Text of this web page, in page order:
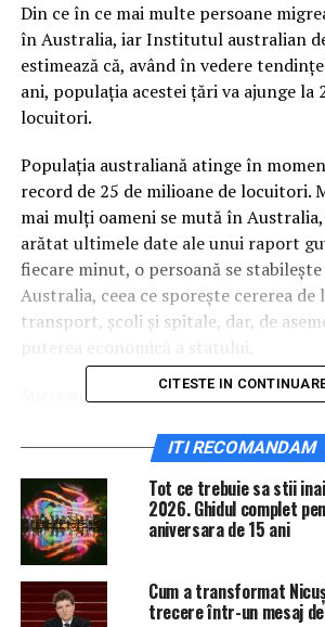
Din ce în ce mai multe persoane
în Australia, iar Institutul australian
estimează că, având în vedere
ani, populaţia acestei ţări va ajunge la
locuitori.
Populaţia australiană atinge în
record de 25 de milioane de locuitori.
mai mulţi oameni se mută în
arătat ultimele date ale unui raport
fiecare minut, o persoană se
Australia, ceea ce sporeşte cererea de
transport, şcoli şi spitale, dar, de
Succesul economic australian a fost
o treime din populaţia australiană s-a
străinătate. Creşterea naturală
procente în creşterea numărului de
provin din imigraţie.RADOR
CITESTE IN
ITI RECOMANDAM
Tot ce trebuie sa stii
2026. Ghidul complet
aniversara de 15 ani
Cum a transformat
trecere într-un mesaj